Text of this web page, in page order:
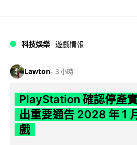
科技娛樂 遊戲情報
Lawton 3 小時
PlayStation 確認停產
出重要通告 2028 年 1
戲